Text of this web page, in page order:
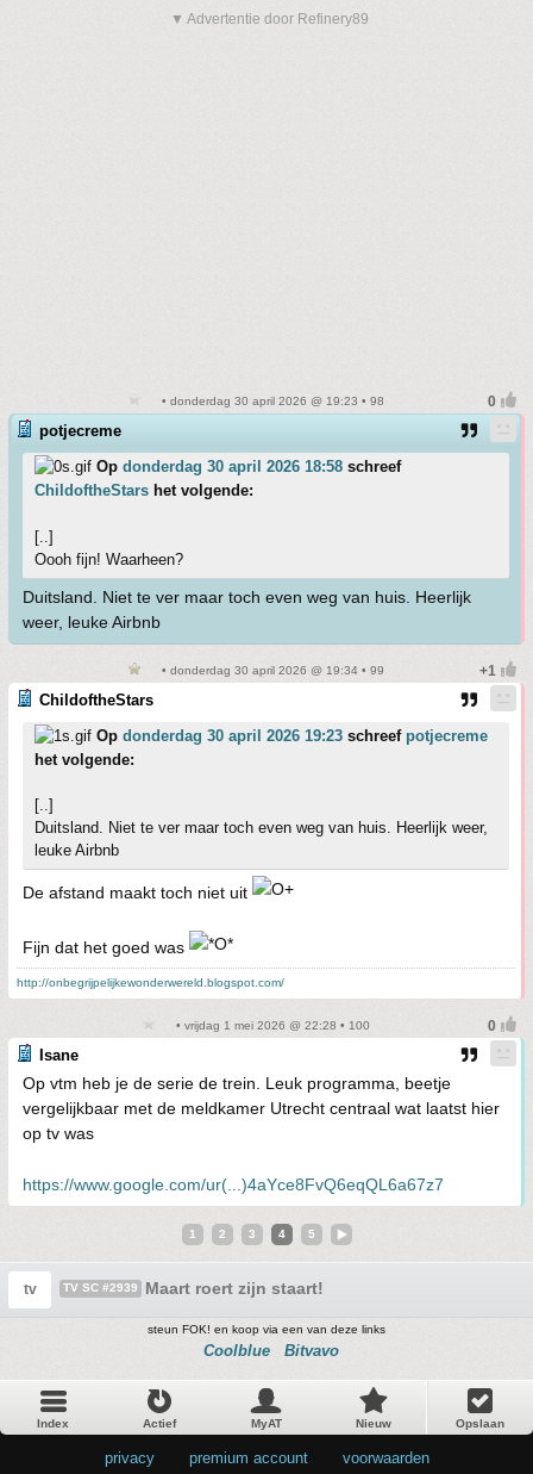
▼ Advertentie door Refinery89
• donderdag 30 april 2026 @ 19:23 • 98
potjecreme
Op donderdag 30 april 2026 18:58 schreef
ChildoftheStars het volgende:
[..]
Oooh fijn! Waarheen?
Duitsland. Niet te ver maar toch even weg van huis. Heerlijk
weer, leuke Airbnb
• donderdag 30 april 2026 @ 19:34 • 99
ChildoftheStars
Op donderdag 30 april 2026 19:23 schreef potjecreme
het volgende:
[..]
Duitsland. Niet te ver maar toch even weg van huis. Heerlijk weer,
leuke Airbnb
De afstand maakt toch niet uit
Fijn dat het goed was
http://onbegrijpelijkewonderwereld.blogspot.com/
• vrijdag 1 mei 2026 @ 22:28 • 100
Isane
Op vtm heb je de serie de trein. Leuk programma, beetje
vergelijkbaar met de meldkamer Utrecht centraal wat laatst hier
op tv was
https://www.google.com/ur(...)4aYce8FvQ6eqQL6a67z7
1 2 3 4 5
tv TV SC #2939 Maart roert zijn staart!
steun FOK! en koop via een van deze links
Coolblue Bitvavo
Index Actief MyAT Nieuw Opslaan
privacy premium account voorwaarden